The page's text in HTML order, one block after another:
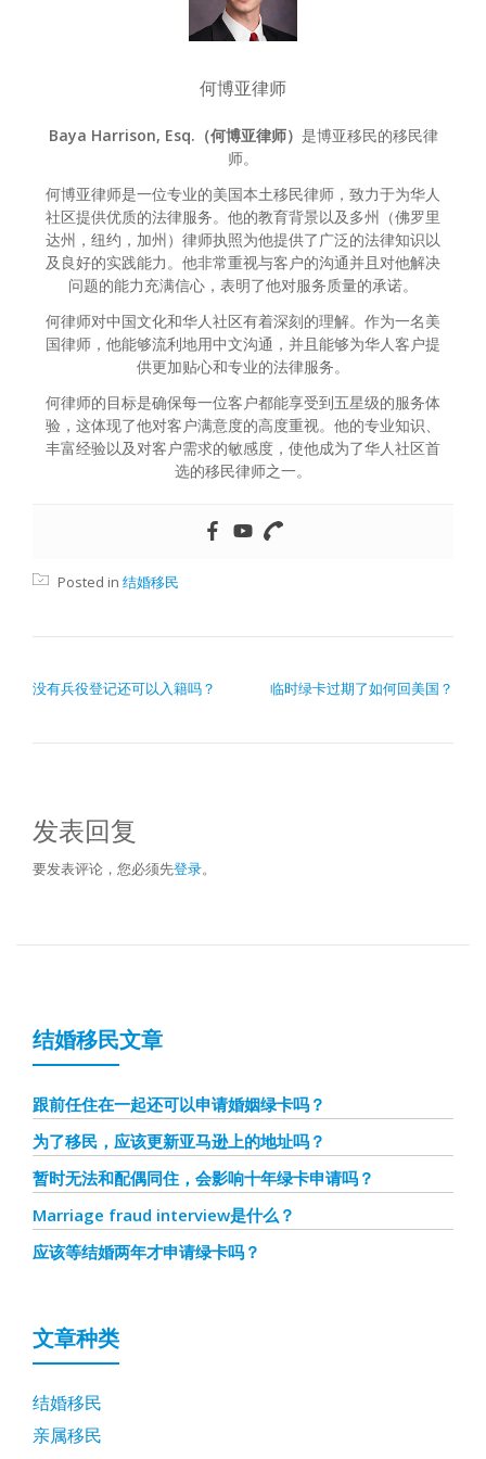
何博亚律师
Baya Harrison, Esq.（何博亚律师） 是博亚移民的移民律
师。
何博亚律师是一位专业的美国本土移民律师，致力于为华人
社区提供优质的法律服务。他的教育背景以及多州（佛罗里
达州，纽约，加州）律师执照为他提供了广泛的法律知识以
及良好的实践能力。他非常重视与客户的沟通并且对他解决
问题的能力充满信心，表明了他对服务质量的承诺。
何律师对中国文化和华人社区有着深刻的理解。作为一名美
国律师，他能够流利地用中文沟通，并且能够为华人客户提
供更加贴心和专业的法律服务。
何律师的目标是确保每一位客户都能享受到五星级的服务体
验，这体现了他对客户满意度的高度重视。他的专业知识、
丰富经验以及对客户需求的敏感度，使他成为了华人社区首
选的移民律师之一。
Posted in 结婚移民
没有兵役登记还可以入籍吗？ 临时绿卡过期了如何回美国？
发表回复
要发表评论，您必须先登录。
结婚移民文章
跟前任住在一起还可以申请婚姻绿卡吗？
为了移民，应该更新亚马逊上的地址吗？
暂时无法和配偶同住，会影响十年绿卡申请吗？
Marriage fraud interview是什么？
应该等结婚两年才申请绿卡吗？
文章种类
结婚移民
亲属移民